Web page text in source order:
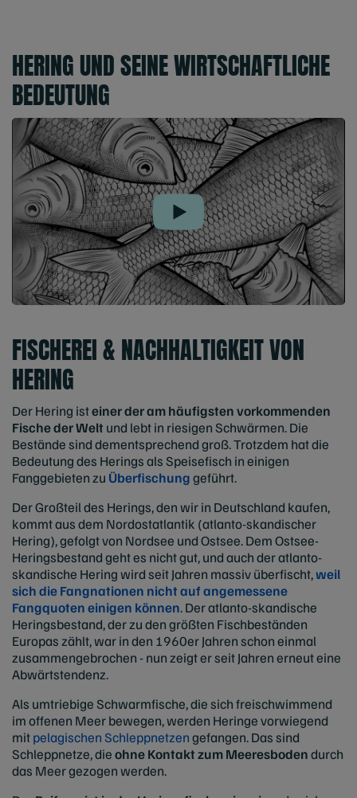
HERING UND SEINE WIRTSCHAFTLICHE
BEDEUTUNG
Play
FISCHEREI & NACHHALTIGKEIT VON
HERING
Der Hering isteiner der am häufigsten vorkommenden
Fische der Welt und lebt in riesigen Schwärmen. Die
Bestände sind dementsprechend groß. Trotzdem hat die
Bedeutung des Herings als Speisefisch in einigen
Fanggebieten zu Überfischunggeführt.
Der Großteil des Herings, den wir in Deutschland kaufen,
kommt aus dem Nordostatlantik (atlanto-skandischer
Hering), gefolgt von Nordsee und Ostsee. Dem Ostsee-
Heringsbestand geht es nicht gut, und auch der atlanto-
skandische Hering wird seit Jahren massiv überfischt,weil
sich die Fangnationen nicht auf angemessene
Fangquoten einigen können. Der atlanto-skandische
Heringsbestand, der zu den größten Fischbeständen
Europas zählt, war in den 1960er Jahren schon einmal
zusammengebrochen - nun zeigt er seit Jahren erneut eine
Abwärtstendenz.
Als umtriebige Schwarmfische, die sich freischwimmend
im offenen Meer bewegen, werden Heringe vorwiegend
mitpelagischen Schleppnetzengefangen. Das sind
Schleppnetze, dieohne Kontakt zum Meeresbodendurch
das Meer gezogen werden.